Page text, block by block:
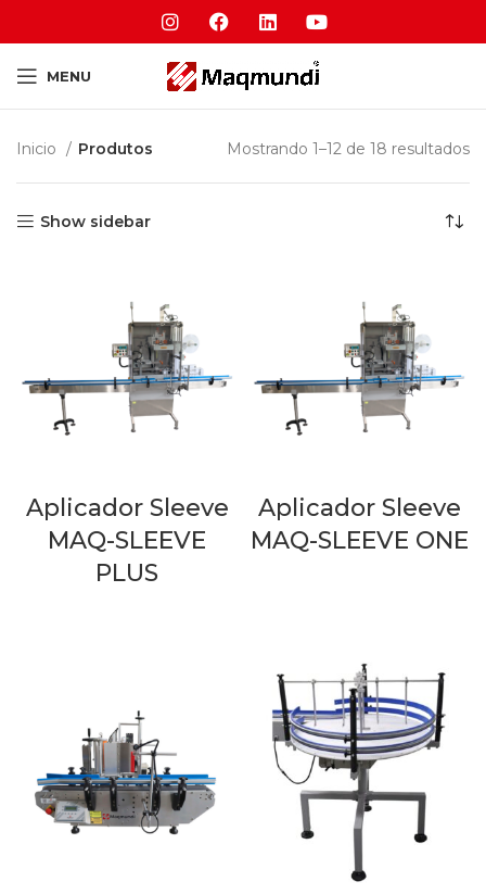
MENU
Inicio Produtos Mostrando 1–12 de 18 resultados
Show sidebar
Aplicador Sleeve
MAQ-SLEEVE
PLUS
Aplicador Sleeve
MAQ-SLEEVE ONE